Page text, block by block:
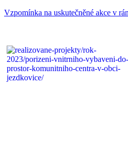
Vzpomínka na uskutečněné akce v